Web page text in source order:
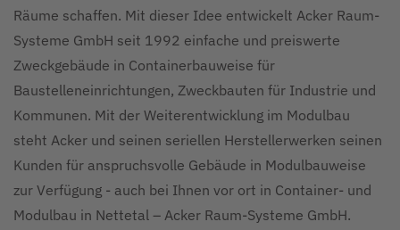
Räume schaffen. Mit dieser Idee entwickelt Acker Raum-
Systeme GmbH seit 1992 einfache und preiswerte
Zweckgebäude in Containerbauweise für
Baustelleneinrichtungen, Zweckbauten für Industrie und
Kommunen. Mit der Weiterentwicklung im Modulbau
steht Acker und seinen seriellen Herstellerwerken seinen
Kunden für anspruchsvolle Gebäude in Modulbauweise
zur Verfügung - auch bei Ihnen vor ort in Container- und
Modulbau in Nettetal – Acker Raum-Systeme GmbH.